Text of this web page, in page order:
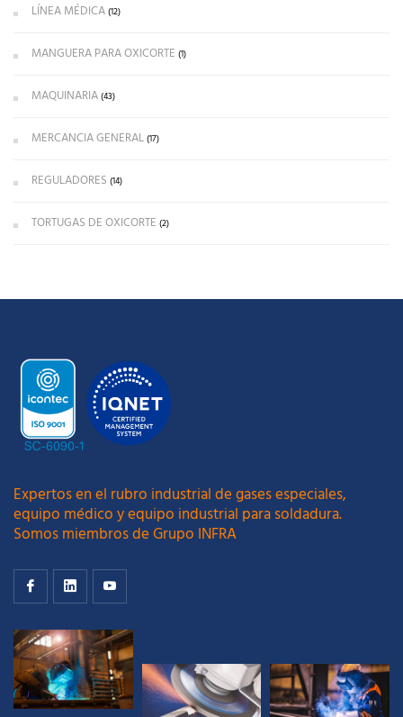
LÍNEA MÉDICA(12)
MANGUERA PARA OXICORTE (1)
MAQUINARIA(43)
MERCANCIA GENERAL(17)
REGULADORES (14)
TORTUGAS DE OXICORTE (2)
Expertos en el rubro industrial de gases especiales,
equipo médico y equipo industrial para soldadura.
Somos miembros de Grupo INFRA